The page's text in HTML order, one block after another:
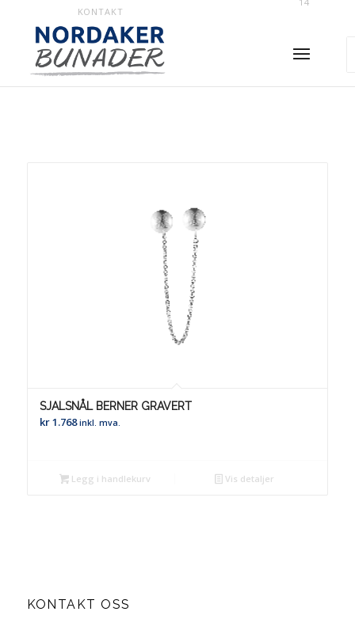
KONTAKT
SJALSNÅL BERNER GRAVERT
kr1.768 inkl. mva.
Legg i handlekurv Vis detaljer
KONTAKT OSS